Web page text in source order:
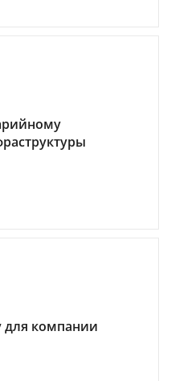
для компании